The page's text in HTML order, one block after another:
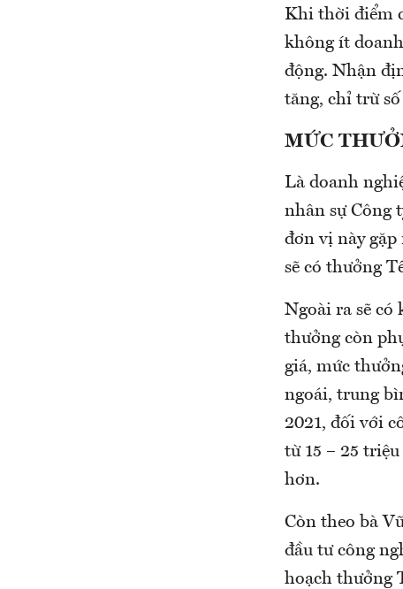
Khi thời điểm
không ít
động. Nhận
tăng, chỉ trừ
MỨC
Là doanh
nhân sự Công
đơn vị này
sẽ có thưởng
Ngoài ra sẽ có
thưởng còn
giá, mức
ngoái, trung
2021, đối với
từ 15 – 25
hơn.
Còn theo bà
đầu tư công
hoạch thưởng